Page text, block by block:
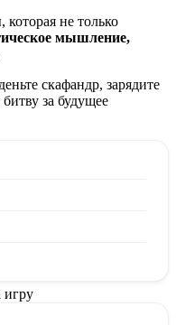
не только
мышление,
скафандр, зарядите
за будущее
игру